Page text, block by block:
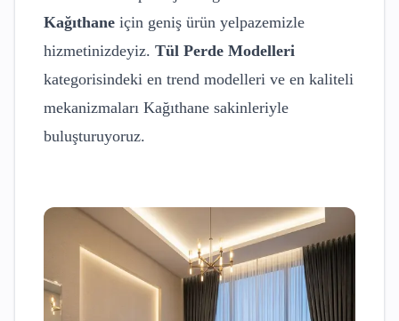
Kağıthane için geniş ürün yelpazemizle
hizmetinizdeyiz. Tül Perde Modelleri
kategorisindeki en trend modelleri ve en kaliteli
mekanizmaları Kağıthane sakinleriyle
buluşturuyoruz.